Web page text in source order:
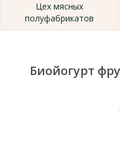
Цех мясных
полуфабрикатов
Биойогурт